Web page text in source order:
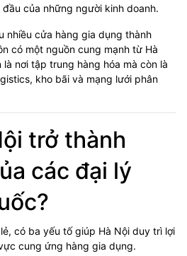
của những người kinh doanh.
nhiều cửa hàng gia dụng thành
có một nguồn cung mạnh từ Hà
nơi tập trung hàng hóa mà còn là
kho bãi và mạng lưới phân
trở thành
các đại lý
có ba yếu tố giúp Hà Nội duy trì lợi
cung ứng hàng gia dụng.